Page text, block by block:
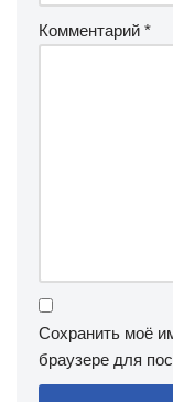
Комментарий *
Сохранить моё
браузере для